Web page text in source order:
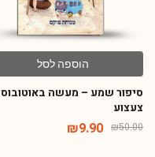
הוספה לסל
סיפור שמע – מעשה באוטובוס
צעצוע
₪50.00
₪9.90